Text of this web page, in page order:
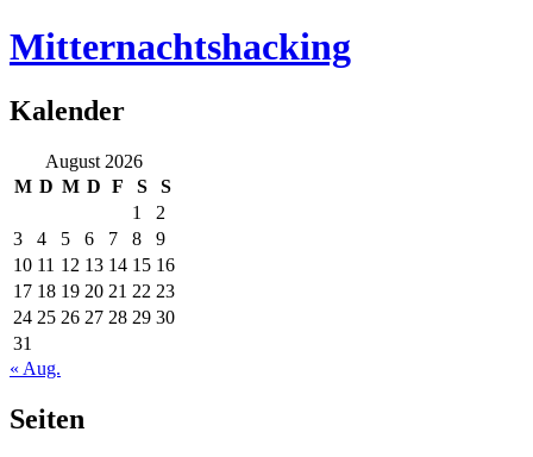
Mitternachtshacking
Kalender
August 2026
M D M D F S
S
1
2
3
4 5 6 7 8
9
10 11 12 13 14 15 16
17 18 19 20 21 22 23
24 25 26 27 28 29 30
31
« Aug.
Seiten